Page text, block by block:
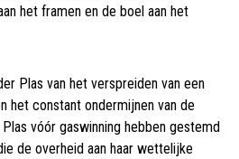
het framen en de boel aan het
Plas van het verspreiden van een
het constant ondermijnen van de
vóór gaswinning hebben gestemd
de overheid aan haar wettelijke